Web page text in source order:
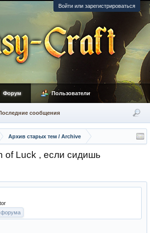
Войти или зарегистрироваться
Архив старых тем / Archive
of Luck , если сидишь
форума
Форум
сообщения
Пользователи